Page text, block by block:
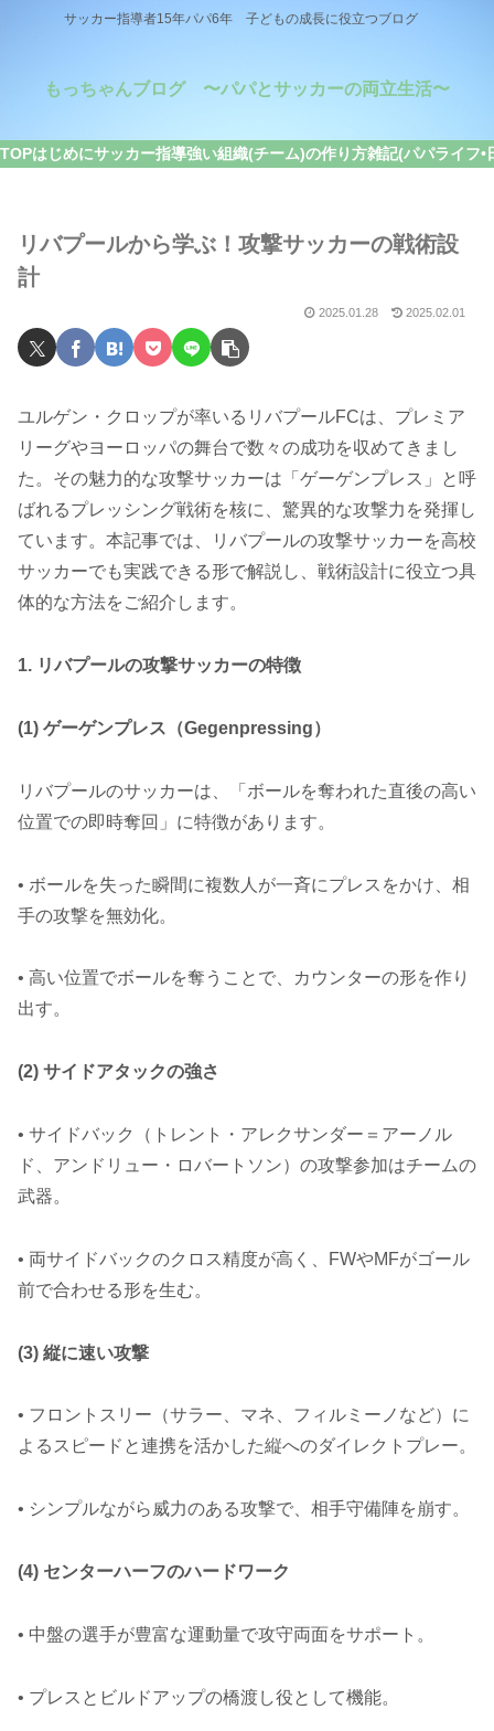
サッカー指導者15年パパ6年 子どもの成長に役立つブログ
もっちゃんブログ 〜パパとサッカーの両立生活〜
TOPはじめにサッカー指導強い組織(チーム)の作り方雑記(パパライフ•
リバプールから学ぶ！攻撃サッカーの戦術設
計
2025.01.28 2025.02.01
ユルゲン・クロップが率いるリバプールFCは、プレミア
リーグやヨーロッパの舞台で数々の成功を収めてきまし
た。その魅力的な攻撃サッカーは「ゲーゲンプレス」と呼
ばれるプレッシング戦術を核に、驚異的な攻撃力を発揮し
ています。本記事では、リバプールの攻撃サッカーを高校
サッカーでも実践できる形で解説し、戦術設計に役立つ具
体的な方法をご紹介します。
1. リバプールの攻撃サッカーの特徴
(1) ゲーゲンプレス（Gegenpressing）
リバプールのサッカーは、「ボールを奪われた直後の高い
位置での即時奪回」に特徴があります。
• ボールを失った瞬間に複数人が一斉にプレスをかけ、相
手の攻撃を無効化。
• 高い位置でボールを奪うことで、カウンターの形を作り
出す。
(2) サイドアタックの強さ
• サイドバック（トレント・アレクサンダー＝アーノル
ド、アンドリュー・ロバートソン）の攻撃参加はチームの
武器。
• 両サイドバックのクロス精度が高く、FWやMFがゴール
前で合わせる形を生む。
(3) 縦に速い攻撃
• フロントスリー（サラー、マネ、フィルミーノなど）に
よるスピードと連携を活かした縦へのダイレクトプレー。
• シンプルながら威力のある攻撃で、相手守備陣を崩す。
(4) センターハーフのハードワーク
• 中盤の選手が豊富な運動量で攻守両面をサポート。
• プレスとビルドアップの橋渡し役として機能。